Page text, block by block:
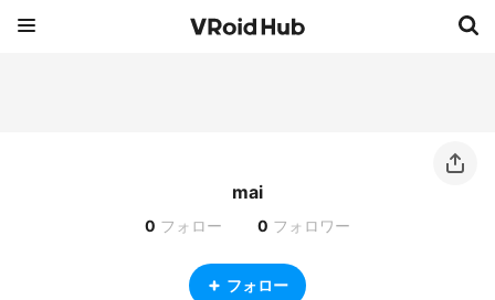
mai
0 フォロー 0 フォロワー
フォロー